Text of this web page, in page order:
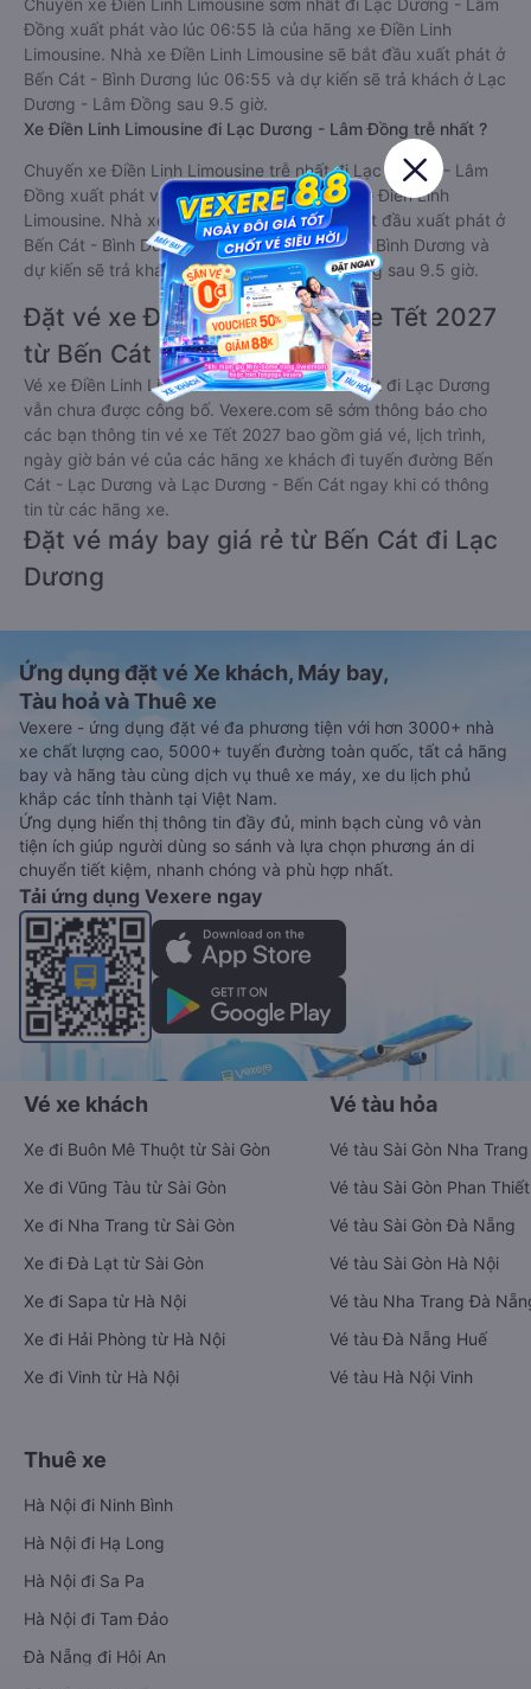
Chuyến xe Điền Linh Limousine sớm nhất đi Lạc Dương - Lâm
Đồng xuất phát vào lúc 06:55 là của hãng xe Điền Linh
Limousine. Nhà xe Điền Linh Limousine sẽ bắt đầu xuất phát ở
Bến Cát - Bình Dương lúc 06:55 và dự kiến sẽ trả khách ở Lạc
Dương - Lâm Đồng sau 9.5 giờ.
Xe Điền Linh Limousine đi Lạc Dương - Lâm Đồng trễ nhất ?
Chuyến xe Điền Linh Limousine trễ nhất đi Lạc Dương - Lâm
Đồng xuất phát vào lúc 22:30 là của hãng xe Điền Linh
Limousine. Nhà xe Điền Linh Limousine sẽ bắt đầu xuất phát ở
Bến Cát - Bình Dương lúc 22:30 tại Bến Cát - Bình Dương và
dự kiến sẽ trả khách ở Lạc Dương - Lâm Đồng sau 9.5 giờ.
Đặt vé xe Điền Linh Limousine Tết 2027
từ Bến Cát đi Lạc Dương
Vé xe Điền Linh Limousine tết 2027 từ Bến Cát đi Lạc Dương
vẫn chưa được công bố. Vexere.com sẽ sớm thông báo cho
các bạn thông tin vé xe Tết 2027 bao gồm giá vé, lịch trình,
ngày giờ bán vé của các hãng xe khách đi tuyến đường Bến
Cát - Lạc Dương và Lạc Dương - Bến Cát ngay khi có thông
tin từ các hãng xe.
Đặt vé máy bay giá rẻ từ Bến Cát đi Lạc
Dương
Ứng dụng đặt vé Xe khách, Máy bay,
Tàu hoả và Thuê xe
Vexere - ứng dụng đặt vé đa phương tiện với hơn 3000+ nhà
xe chất lượng cao, 5000+ tuyến đường toàn quốc, tất cả hãng
bay và hãng tàu cùng dịch vụ thuê xe máy, xe du lịch phủ
khắp các tỉnh thành tại Việt Nam.
Ứng dụng hiển thị thông tin đầy đủ, minh bạch cùng vô vàn
tiện ích giúp người dùng so sánh và lựa chọn phương án di
chuyển tiết kiệm, nhanh chóng và phù hợp nhất.
Tải ứng dụng Vexere ngay
Vé xe khách
Xe đi Buôn Mê Thuột từ Sài Gòn
Xe đi Vũng Tàu từ Sài Gòn
Xe đi Nha Trang từ Sài Gòn
Xe đi Đà Lạt từ Sài Gòn
Xe đi Sapa từ Hà Nội
Xe đi Hải Phòng từ Hà Nội
Xe đi Vinh từ Hà Nội
Vé tàu hỏa
Vé tàu Sài Gòn Nha Trang
Vé tàu Sài Gòn Phan Thiết
Vé tàu Sài Gòn Đà Nẵng
Vé tàu Sài Gòn Hà Nội
Vé tàu Nha Trang Đà
Vé tàu Đà Nẵng Huế
Vé tàu Hà Nội Vinh
Thuê xe
Hà Nội đi Ninh Bình
Hà Nội đi Hạ Long
Hà Nội đi Sa Pa
Hà Nội đi Tam Đảo
Đà Nẵng đi Hội An